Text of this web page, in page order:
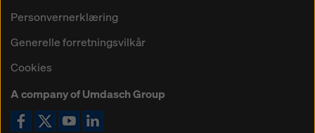
Personvernerklæring
Generelle forretningsvilkår
Cookies
A company of Umdasch Group
Ikon Facebook
Ikon XIkon YouTube
Ikon LinkedIn